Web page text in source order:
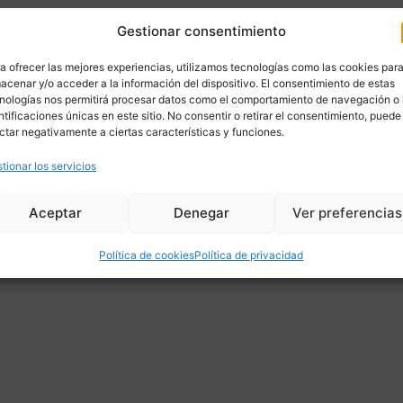
Gestionar consentimiento
ofrecer las mejores experiencias, utilizamos tecnologías como las cookies para
y/o acceder a la información del dispositivo. El consentimiento de estas
nos permitirá procesar datos como el comportamiento de navegación o
únicas en este sitio. No consentir o retirar el consentimiento, puede
negativamente a ciertas características y funciones.
los servicios
Aceptar Denegar Ver preferencias
Política de cookiesPolítica de privacidad